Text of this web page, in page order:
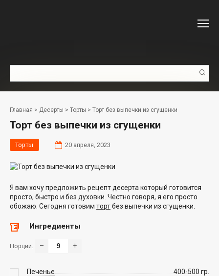
Главная > Десерты > Торты > Торт без выпечки из сгущенки
Торт без выпечки из сгущенки
Торты 20 апреля, 2023
Я вам хочу предложить рецепт десерта который готовится
просто, быстро и без духовки. Честно говоря, я его просто
обожаю. Сегодня готовим тортбез выпечки из сгущенки.
Ингредиенты
Порции: – +
Печенье 400-500 гр.